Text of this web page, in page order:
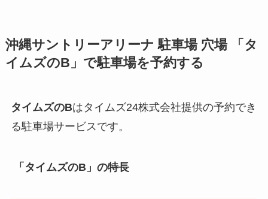
沖縄サントリーアリーナ 駐車場 穴場 「タ
イムズのB」で駐車場を予約する
タイムズのBはタイムズ24株式会社提供の予約でき
る駐車場サービスです。
「タイムズのB」の特長